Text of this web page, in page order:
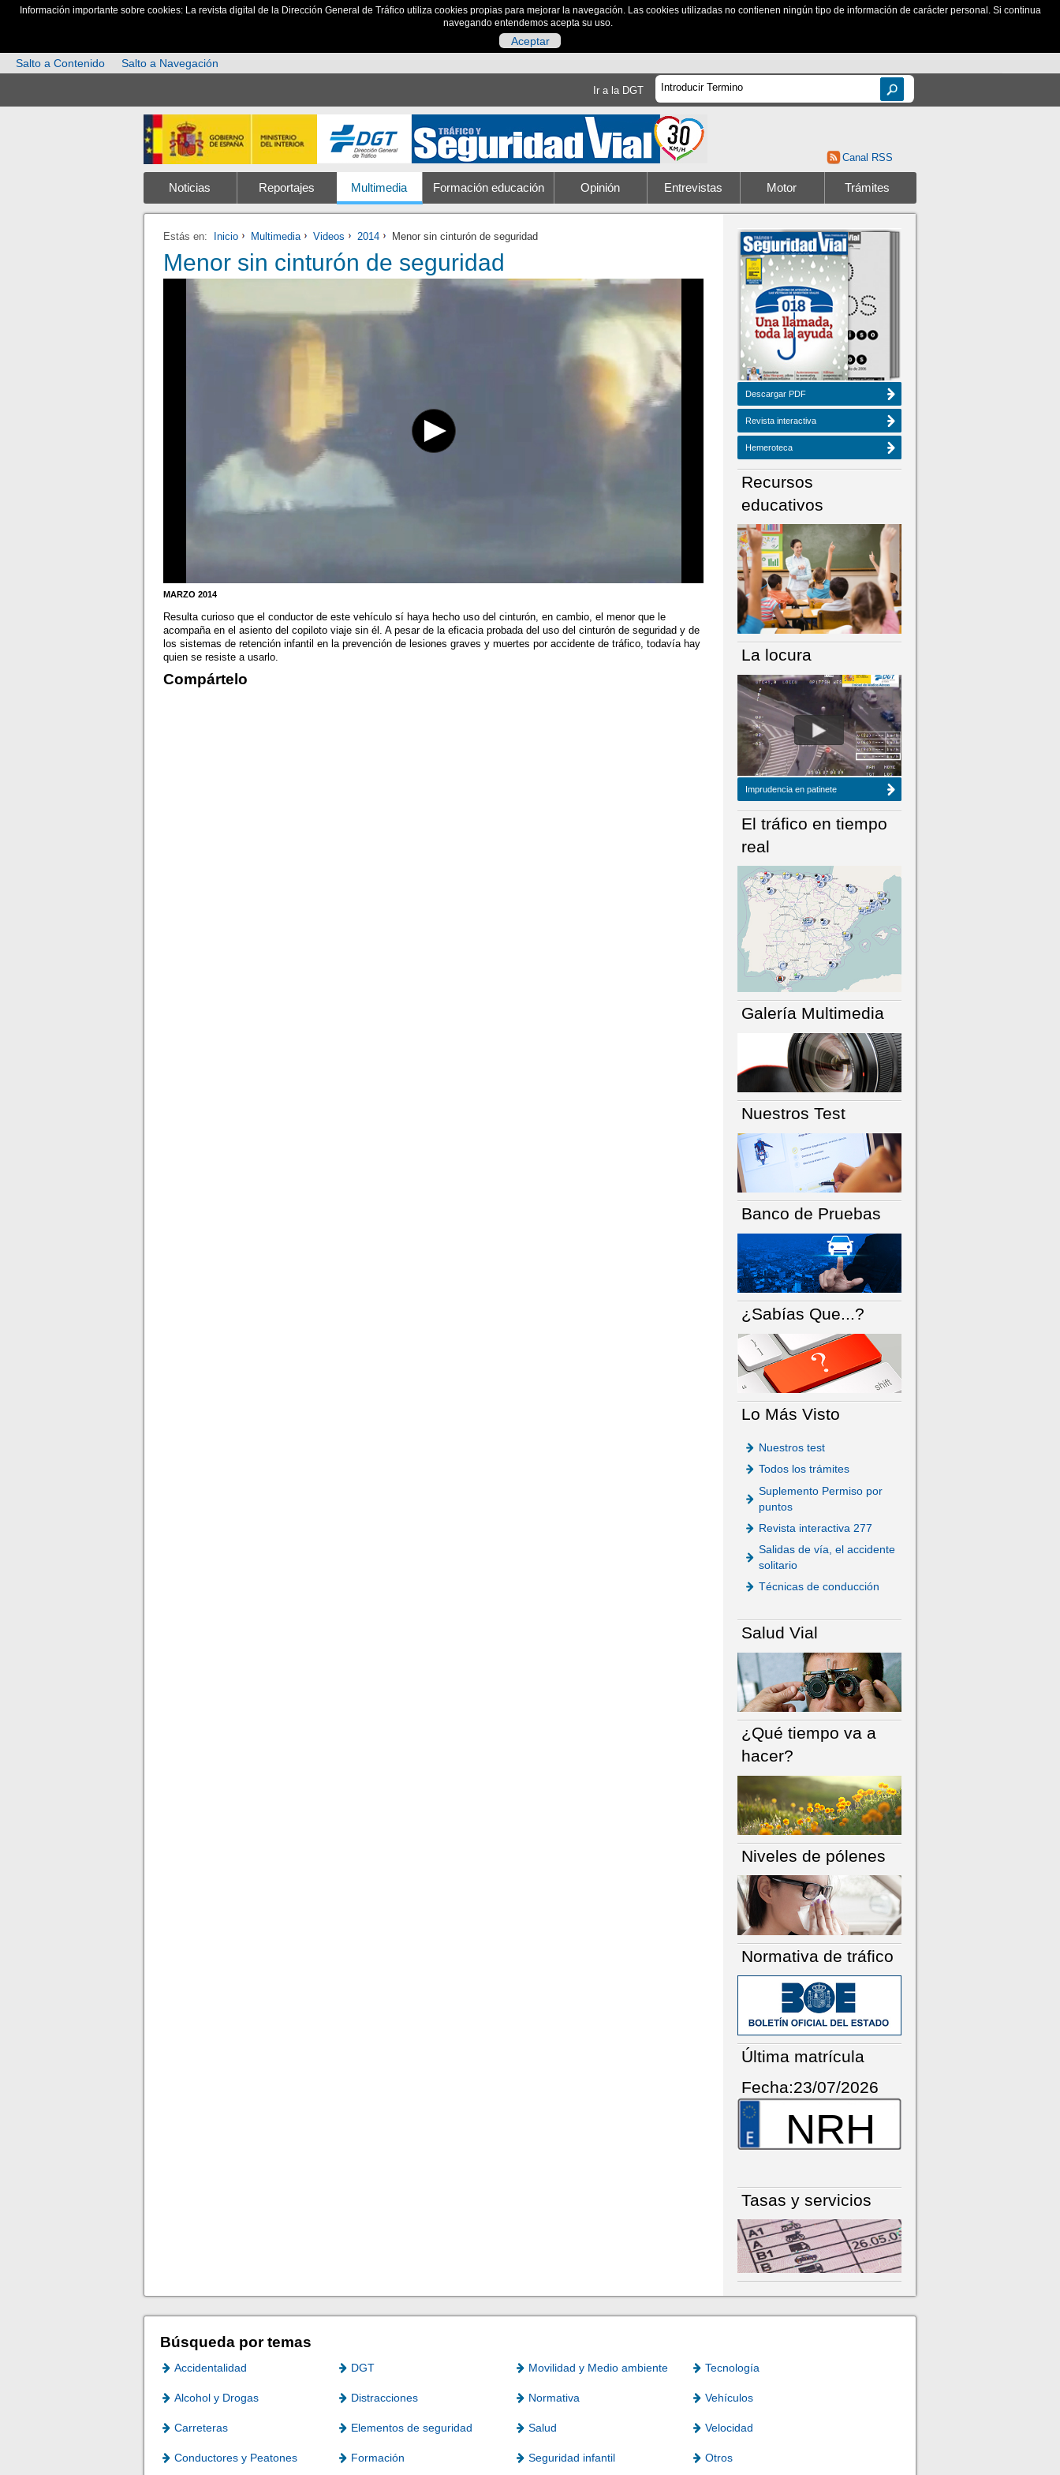
Información importante sobre cookies: La revista digital de la Dirección General de Tráfico utiliza cookies propias para mejorar la navegación. Las cookies utilizadas no contienen ningún tipo de información de carácter personal. Si continua
navegando entendemos acepta su uso.
Aceptar
Salto a Contenido
Salto a Navegación
Ir a la DGT
Canal RSS
Noticias Reportajes Multimedia Formación educación Opinión Entrevistas Motor Trámites
Estás en: Inicio Multimedia Videos 2014 Menor sin cinturón de seguridad
Menor sin cinturón de seguridad
MARZO 2014
Resulta curioso que el conductor de este vehículo sí haya hecho uso del cinturón, en cambio, el menor que le
acompaña en el asiento del copiloto viaje sin él. A pesar de la eficacia probada del uso del cinturón de seguridad y de
los sistemas de retención infantil en la prevención de lesiones graves y muertes por accidente de tráfico, todavía hay
quien se resiste a usarlo.
Compártelo
NÚMERO ACTUAL HEMEROTECA
Descargar PDF
Revista interactiva
Hemeroteca
Recursos
educativos
La locura
Imprudencia en patinete
El tráfico en tiempo
real
Galería Multimedia
Nuestros Test
Banco de Pruebas
¿Sabías Que...?
Lo Más Visto
Nuestros test
Todos los trámites
Suplemento Permiso por
puntos
Revista interactiva 277
Salidas de vía, el accidente
solitario
Técnicas de conducción
Salud Vial
¿Qué tiempo va a
hacer?
Niveles de pólenes
Normativa de tráfico
Última matrícula
Fecha:23/07/2026
NRH
Tasas y servicios
Búsqueda por temas
Accidentalidad DGT Movilidad y Medio ambiente Tecnología
Alcohol y Drogas Distracciones Normativa Vehículos
Carreteras Elementos de seguridad Salud Velocidad
Conductores y Peatones Formación Seguridad infantil Otros